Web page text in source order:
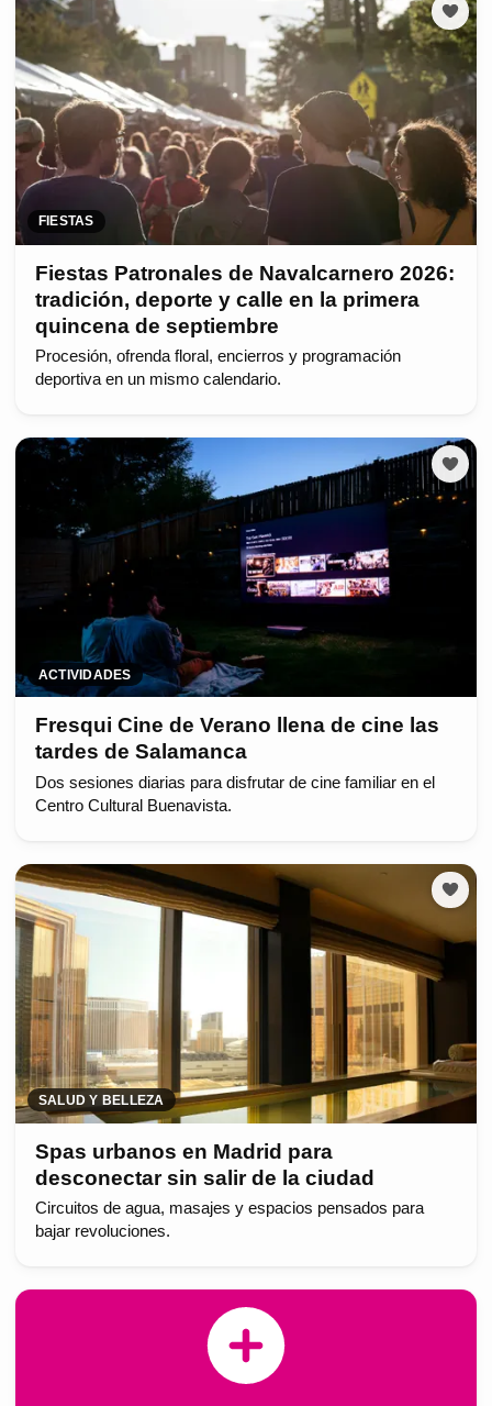
FIESTAS
Fiestas Patronales de Navalcarnero 2026:
tradición, deporte y calle en la primera
quincena de septiembre
Procesión, ofrenda floral, encierros y programación
deportiva en un mismo calendario.
ACTIVIDADES
Fresqui Cine de Verano llena de cine las
tardes de Salamanca
Dos sesiones diarias para disfrutar de cine familiar en el
Centro Cultural Buenavista.
SALUD Y BELLEZA
Spas urbanos en Madrid para
desconectar sin salir de la ciudad
Circuitos de agua, masajes y espacios pensados para
bajar revoluciones.